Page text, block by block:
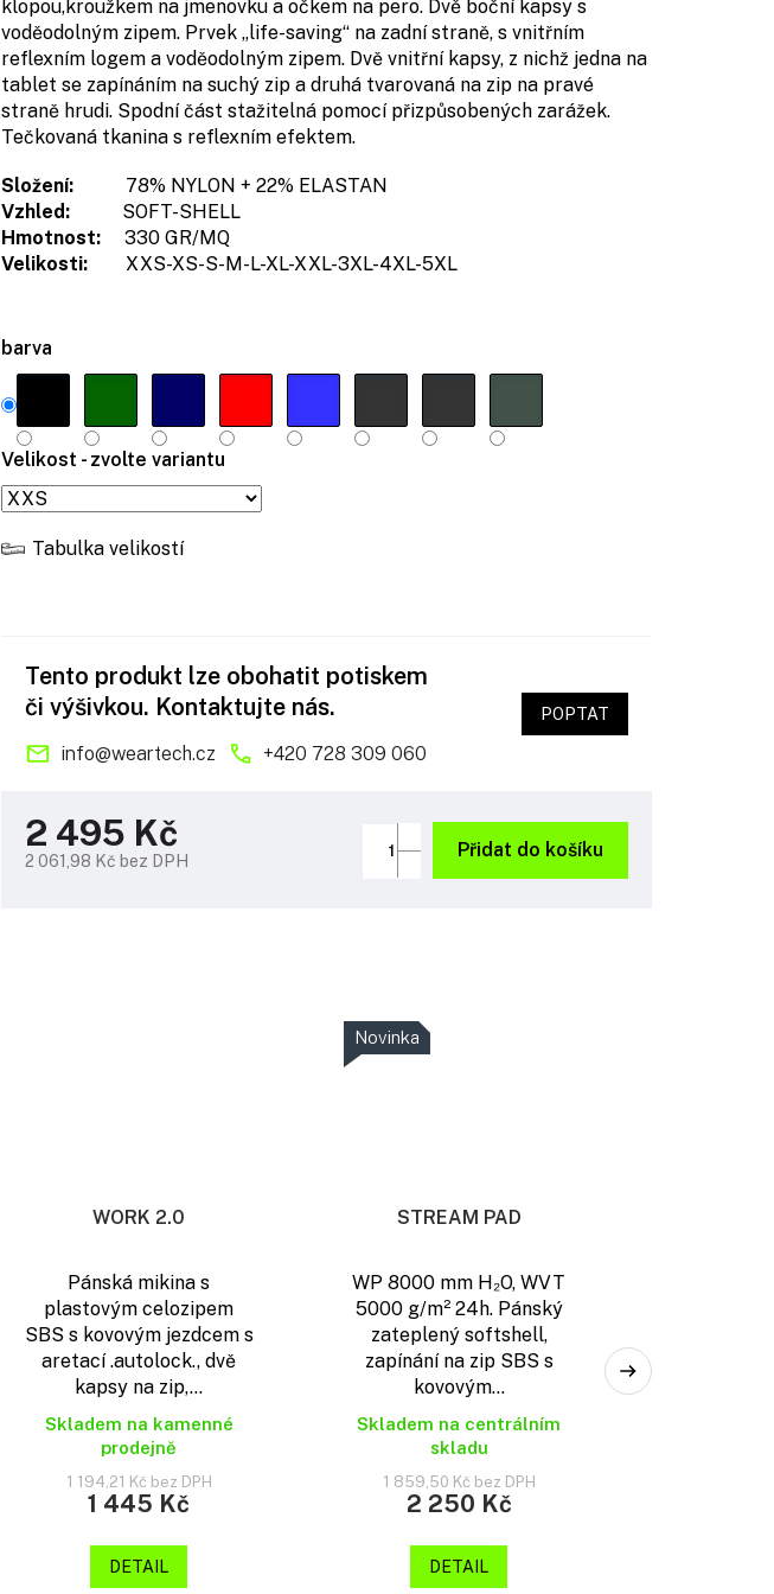
barva
Velikost - zvolte variantu
Tabulka velikostí
klopou,kroužkem na jmenovku a očkem na pero. Dvě boční kapsy s
voděodolným zipem. Prvek „life-saving“ na zadní straně, s vnitřním
reflexním logem a voděodolným zipem. Dvě vnitřní kapsy, z nichž jedna na
tablet se zapínáním na suchý zip a druhá tvarovaná na zip na pravé
straně hrudi. Spodní část stažitelná pomocí přizpůsobených zarážek.
Tečkovaná tkanina s reflexním efektem.
Složení:
78% NYLON + 22% ELASTAN
Vzhled:
SOFT-SHELL
Hmotnost:
330 GR/MQ
Velikosti:
XXS-XS-S-M-L-XL-XXL-3XL-4XL-5XL
2 495 Kč
2 061,98 Kč bez DPH
Přidat do košíku
Tento produkt lze obohatit potiskem
či výšivkou. Kontaktujte nás.
info@weartech.cz +420 728 309 060
POPTAT
WORK 2.0
Pánská mikina s
plastovým celozipem
SBS s kovovým jezdcem s
aretací .autolock., dvě
kapsy na zip,...
Skladem na kamenné
prodejně
1 194,21 Kč bez DPH
1 445 Kč
DETAIL
Novinka
STREAM PAD
WP 8000 mm H₂O, WVT
5000 g/m² 24h. Pánský
zateplený softshell,
zapínání na zip SBS s
kovovým...
Skladem na centrálním
skladu
1 859,50 Kč bez DPH
2 250 Kč
DETAIL